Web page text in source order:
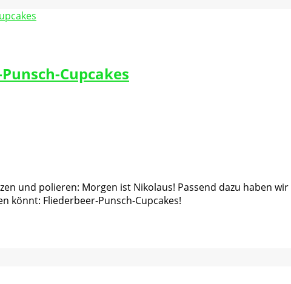
Cupcakes
und polieren: Morgen ist Nikolaus! Passend dazu haben
könnt: Fliederbeer-Punsch-Cupcakes!